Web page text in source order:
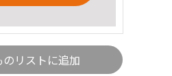
リストに追加